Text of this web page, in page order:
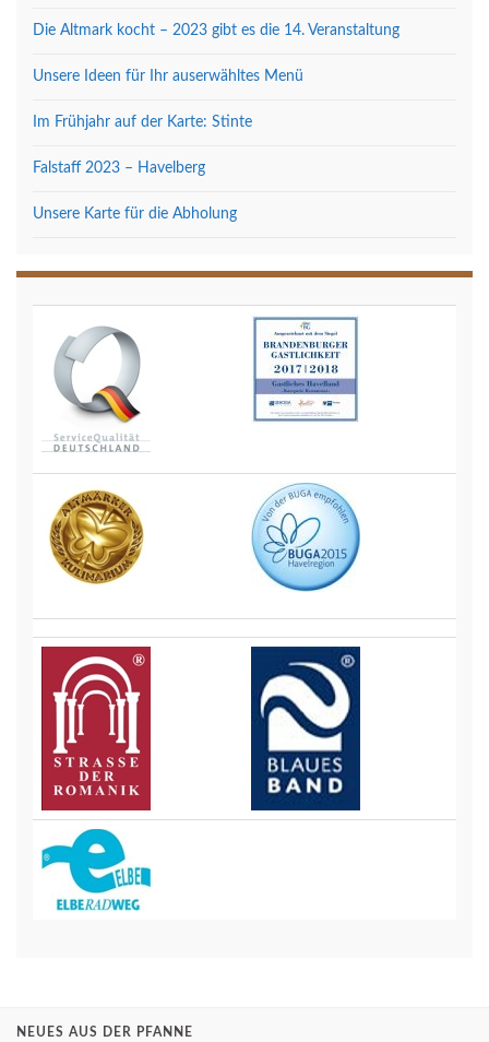
Die Altmark kocht – 2023 gibt es die 14. Veranstaltung
Unsere Ideen für Ihr auserwähltes Menü
Im Frühjahr auf der Karte: Stinte
Falstaff 2023 – Havelberg
Unsere Karte für die Abholung
NEUES AUS DER PFANNE